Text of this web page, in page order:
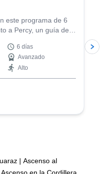
este programa de 6
a Percy, un guía de
6 días
Avanzado
Alto
| Ascenso al
Ascenso en la Cordillera